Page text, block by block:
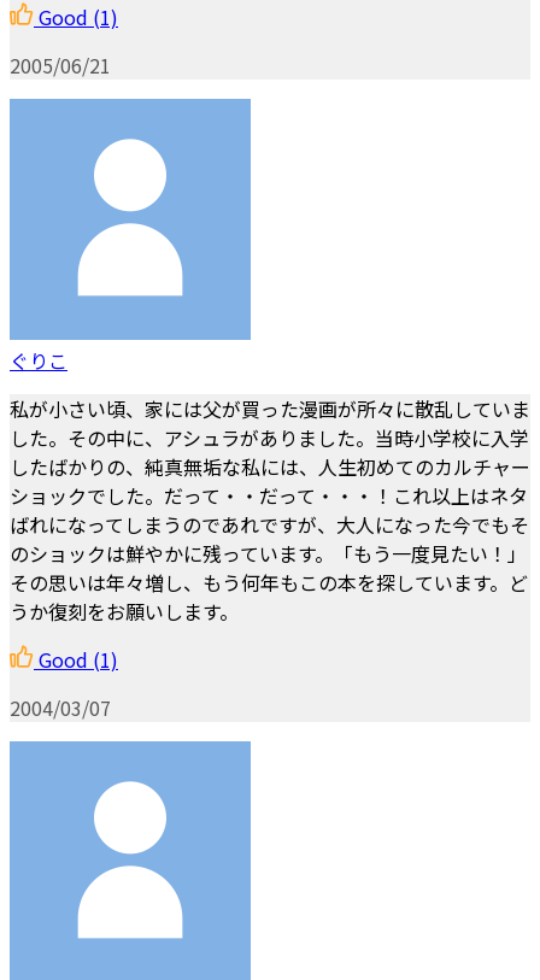
Good (1)
2005/06/21
ぐりこ
私が小さい頃、家には父が買った漫画が所々に散乱していま
した。その中に、アシュラがありました。当時小学校に入学
したばかりの、純真無垢な私には、人生初めてのカルチャー
ショックでした。だって・・だって・・・！これ以上はネタ
ばれになってしまうのであれですが、大人になった今でもそ
のショックは鮮やかに残っています。「もう一度見たい！」
その思いは年々増し、もう何年もこの本を探しています。ど
うか復刻をお願いします。
Good (1)
2004/03/07